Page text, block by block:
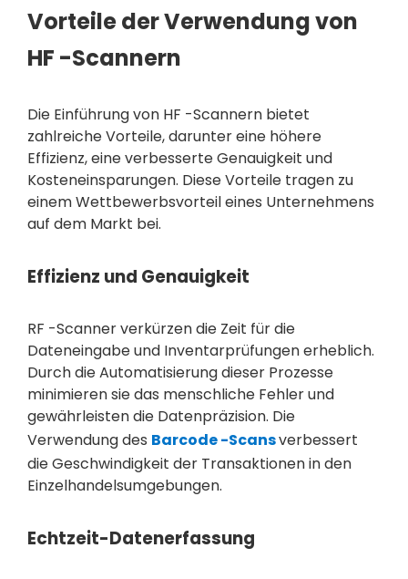
Vorteile der Verwendung von
HF -Scannern
Die Einführung von HF -Scannern bietet
zahlreiche Vorteile, darunter eine höhere
Effizienz, eine verbesserte Genauigkeit und
Kosteneinsparungen. Diese Vorteile tragen zu
einem Wettbewerbsvorteil eines Unternehmens
auf dem Markt bei.
Effizienz und Genauigkeit
RF -Scanner verkürzen die Zeit für die
Dateneingabe und Inventarprüfungen erheblich.
Durch die Automatisierung dieser Prozesse
minimieren sie das menschliche Fehler und
gewährleisten die Datenpräzision. Die
Verwendung des Barcode -Scansverbessert
die Geschwindigkeit der Transaktionen in den
Einzelhandelsumgebungen.
Echtzeit-Datenerfassung